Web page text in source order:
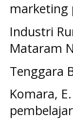
marketing
Industri
Mataram
Tenggara
Komara,